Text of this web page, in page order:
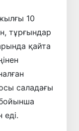
10
тұрғындар
қайта
саладағы
еді.